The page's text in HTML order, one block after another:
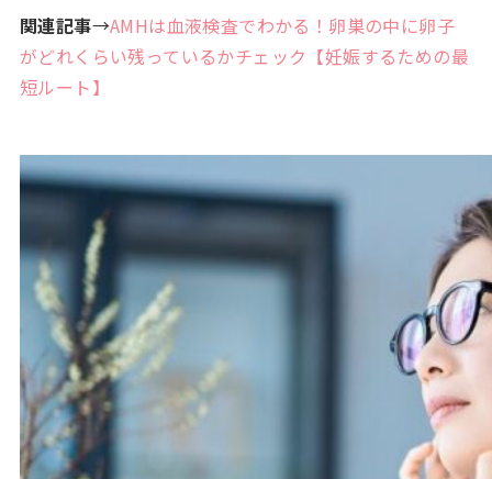
関連記事→AMHは血液検査でわかる！卵巣の中に卵子
がどれくらい残っているかチェック【妊娠するための最
短ルート】